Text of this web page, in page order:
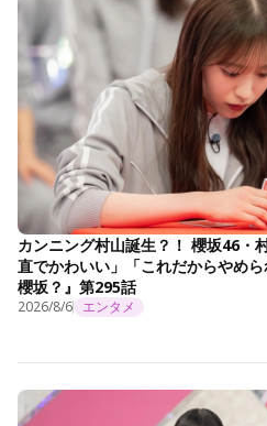
カンニング村山誕生？！ 櫻坂46・
直でかわいい」「これだからやめら
櫻坂？』第295話
2026/8/6 エンタメ